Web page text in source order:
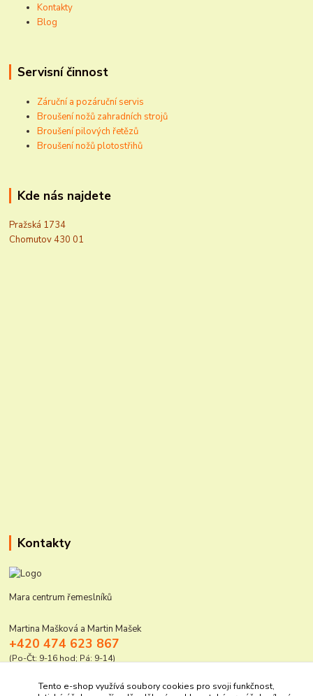
Kontakty
Blog
Servisní činnost
Záruční a pozáruční servis
Broušení nožů zahradních strojů
Broušení pilových řetězů
Broušení nožů plotostřihů
Kde nás najdete
Pražská 1734
Chomutov 430 01
Kontakty
Mara centrum řemeslníků
Martina Mašková a Martin Mašek
+420 474 623 867
(Po-Čt: 9-16 hod; Pá: 9-14)
mara@elektro-naradi.cz
Tento e-shop využívá soubory cookies pro svoji funkčnost,